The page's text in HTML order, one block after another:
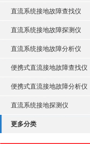
直流系统接地故障查找仪
直流系统接地故障探测仪
直流系统接地故障分析仪
便携式直流接地故障查找仪
便携式直流接地故障分析仪
直流系统接地探测仪
更多分类